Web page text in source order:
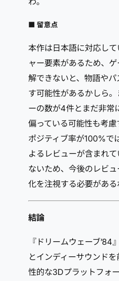
■ 留意点
本作は日本語に対応し
ャー要素があるため、
解できないと、物語や
す可能性があるかしら
ーの数が4件とまだ非常
偏っている可能性も考慮
ポジティブ率が100%で
よるレビューが含まれ
ないため、今後のレビ
化を注視する必要がある
結論
『ドリームウェーブ’84
とインディーサウンド
性的な3Dプラットフォ